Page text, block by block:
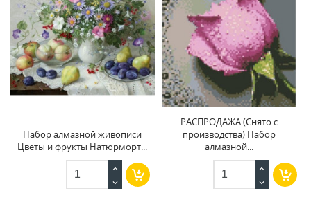
Набор алмазной живописи
Цветы и фрукты Натюрморт...
РАСПРОДАЖА (Снято с
производства) Набор
алмазной...